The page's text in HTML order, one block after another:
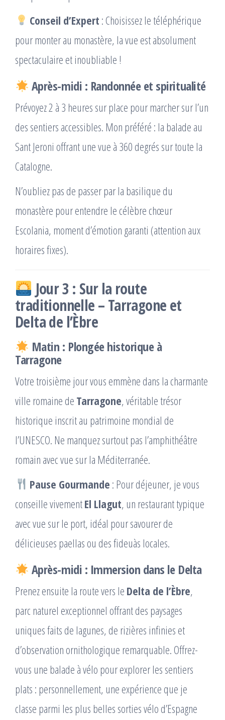
Conseil d’Expert : Choisissez le téléphérique
pour monter au monastère, la vue est absolument
spectaculaire et inoubliable !
Après-midi : Randonnée et spiritualité
Prévoyez 2 à 3 heures sur place pour marcher sur l’un
des sentiers accessibles. Mon préféré : la balade au
Sant Jeroni offrant une vue à 360 degrés sur toute la
Catalogne.
N’oubliez pas de passer par la basilique du
monastère pour entendre le célèbre chœur
Escolania, moment d’émotion garanti (attention aux
horaires fixes).
Jour 3 : Sur la route
traditionnelle – Tarragone et
Delta de l’Èbre
Matin : Plongée historique à
Tarragone
Votre troisième jour vous emmène dans la charmante
ville romaine de Tarragone, véritable trésor
historique inscrit au patrimoine mondial de
l’UNESCO. Ne manquez surtout pas l’amphithéâtre
romain avec vue sur la Méditerranée.
Pause Gourmande : Pour déjeuner, je vous
conseille vivementEl Llagut, un restaurant typique
avec vue sur le port, idéal pour savourer de
délicieuses paellas ou des fideuàs locales.
Après-midi : Immersion dans le Delta
Prenez ensuite la route vers le Delta de l’Èbre,
parc naturel exceptionnel offrant des paysages
uniques faits de lagunes, de rizières infinies et
d’observation ornithologique remarquable. Offrez-
vous une balade à vélo pour explorer les sentiers
plats : personnellement, une expérience que je
classe parmi les plus belles sorties vélo d’Espagne